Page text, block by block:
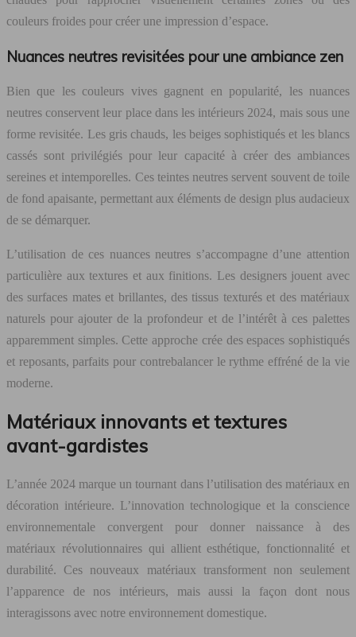
couleurs froides pour créer une impression d’espace.
Nuances neutres revisitées pour une ambiance zen
Bien que les couleurs vives gagnent en popularité, les nuances
neutres conservent leur place dans les intérieurs 2024, mais sous une
forme revisitée. Les gris chauds, les beiges sophistiqués et les blancs
cassés sont privilégiés pour leur capacité à créer des ambiances
sereines et intemporelles. Ces teintes neutres servent souvent de toile
de fond apaisante, permettant aux éléments de design plus audacieux
de se démarquer.
L’utilisation de ces nuances neutres s’accompagne d’une attention
particulière aux textures et aux finitions. Les designers jouent avec
des surfaces mates et brillantes, des tissus texturés et des matériaux
naturels pour ajouter de la profondeur et de l’intérêt à ces palettes
apparemment simples. Cette approche crée des espaces sophistiqués
et reposants, parfaits pour contrebalancer le rythme effréné de la vie
moderne.
Matériaux innovants et textures
avant-gardistes
L’année 2024 marque un tournant dans l’utilisation des matériaux en
décoration intérieure. L’innovation technologique et la conscience
environnementale convergent pour donner naissance à des
matériaux révolutionnaires qui allient esthétique, fonctionnalité et
durabilité. Ces nouveaux matériaux transforment non seulement
l’apparence de nos intérieurs, mais aussi la façon dont nous
interagissons avec notre environnement domestique.